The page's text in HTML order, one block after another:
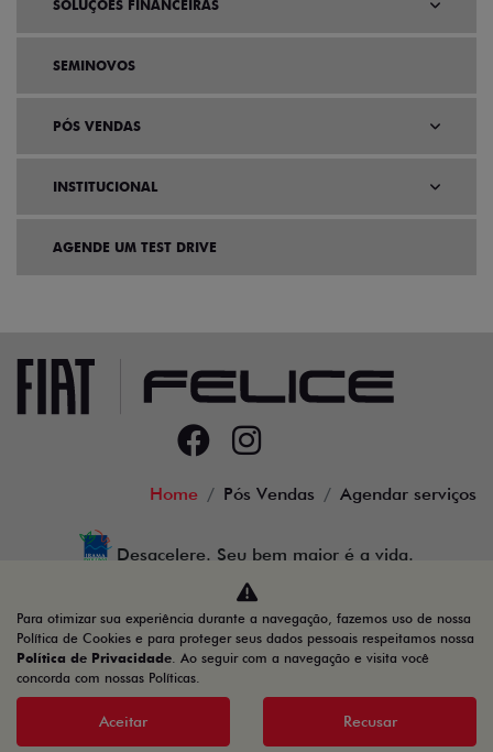
SOLUÇÕES FINANCEIRAS
SEMINOVOS
PÓS VENDAS
INSTITUCIONAL
AGENDE UM TEST DRIVE
Home Pós Vendas Agendar serviços
Desacelere. Seu bem maior é a vida.
91.525.790/0001-84
Desenvolvido pela DEALERSPACE ® Direitos Reservados.
Para otimizar sua experiência durante a navegação, fazemos uso de nossa
Política de Cookies e para proteger seus dados pessoais respeitamos nossa
Política de Privacidade. Ao seguir com a navegação e visita você
concorda com nossas Políticas.
Aceitar Recusar